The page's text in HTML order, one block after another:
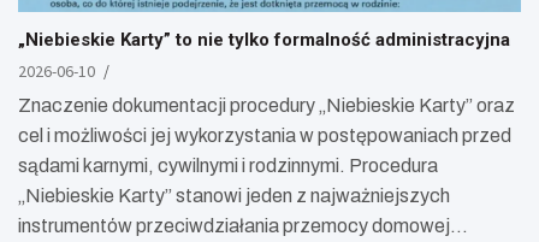
„Niebieskie Karty” to nie tylko formalność administracyjna
2026-06-10
Znaczenie dokumentacji procedury „Niebieskie Karty” oraz
cel i możliwości jej wykorzystania w postępowaniach przed
sądami karnymi, cywilnymi i rodzinnymi. Procedura
„Niebieskie Karty” stanowi jeden z najważniejszych
instrumentów przeciwdziałania przemocy domowej…